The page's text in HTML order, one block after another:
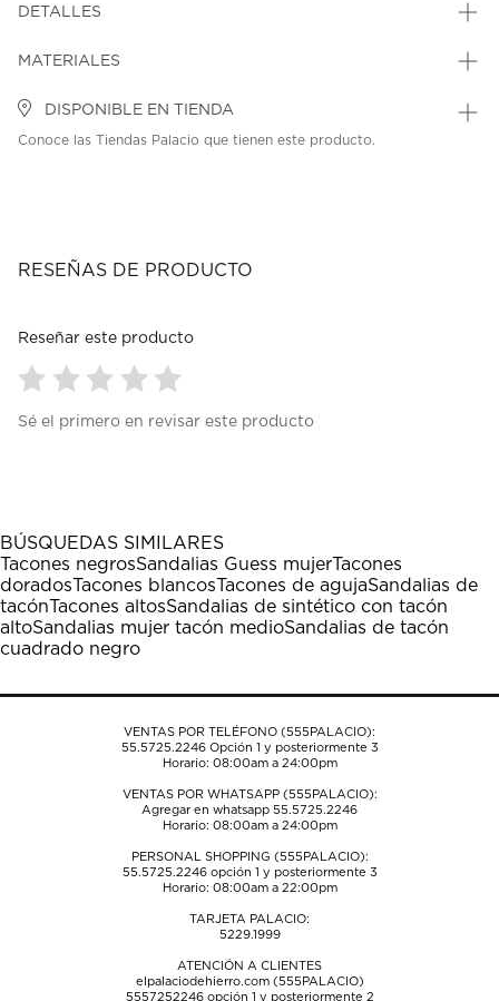
DETALLES
MATERIALES
DISPONIBLE EN TIENDA
Conoce las Tiendas Palacio que tienen este producto.
RESEÑAS DE PRODUCTO
Reseñar este producto
para
1
estrella
Esta
acción
abrirá
el
formulario
envío.
para
estrellas.
Esta
acción
abrirá
el
formulario
envío.
para
estrellas.
Esta
acción
abrirá
el
formulario
envío.
para
estrellas.
Esta
acción
abrirá
el
formulario
envío.
para
estrellas.
Esta
acción
abrirá
el
envío.
Sé el primero en revisar este producto
BÚSQUEDAS SIMILARES
Tacones negrosSandalias Guess mujerTacones
doradosTacones blancosTacones de agujaSandalias de
tacónTacones altosSandalias de sintético con tacón
altoSandalias mujer tacón medioSandalias de tacón
cuadrado negro
VENTAS POR TELÉFONO (555PALACIO):
55.5725.2246Opción 1 y posteriormente 3
Horario: 08:00am a 24:00pm
VENTAS POR WHATSAPP (555PALACIO):
Agregar en whatsapp 55.5725.2246
Horario: 08:00am a 24:00pm
PERSONAL SHOPPING (555PALACIO):
55.5725.2246opción 1 y posteriormente 3
Horario: 08:00am a 22:00pm
TARJETA PALACIO:
5229.1999
ATENCIÓN A CLIENTES
elpalaciodehierro.com (555PALACIO)
5557252246opción 1 y posteriormente 2